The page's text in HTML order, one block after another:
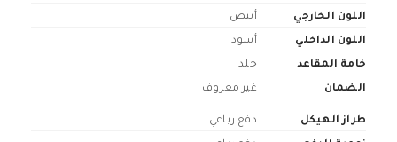
اللون الخارجي
أبيض
اللون الداخلي
أسود
خامة المقاعد
جلد
الضمان
غير معروف
طراز الهيكل
دفع رباعي